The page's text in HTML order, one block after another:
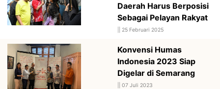
Daerah Harus Berposisi
Sebagai Pelayan Rakyat
25 Februari 2025
Konvensi Humas
Indonesia 2023 Siap
Digelar di Semarang
07 Juli 2023